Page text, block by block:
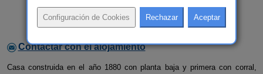
Contactar con el alojamiento
Casa construida en el año 1880 con planta baja y primera con corral,